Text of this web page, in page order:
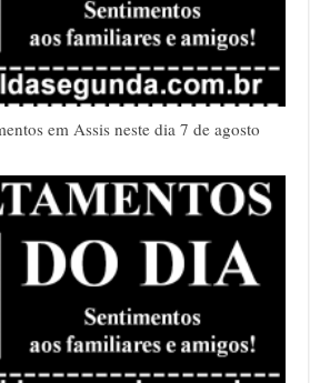
em Assis neste dia 7 de agosto